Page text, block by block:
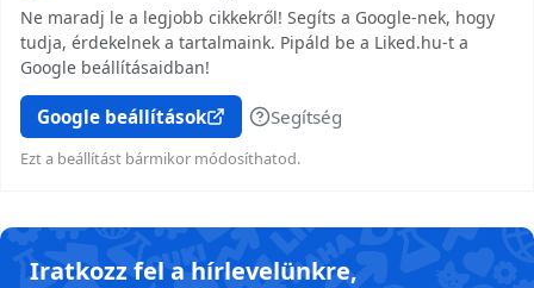
Ne maradj le a legjobb cikkekről! Segíts a Google-nek, hogy
tudja, érdekelnek a tartalmaink. Pipáld be a Liked.hu-t a
Google beállításaidban!
Google beállítások Segítség
Ezt a beállítást bármikor módosíthatod.
Iratkozz fel a hírlevelünkre,